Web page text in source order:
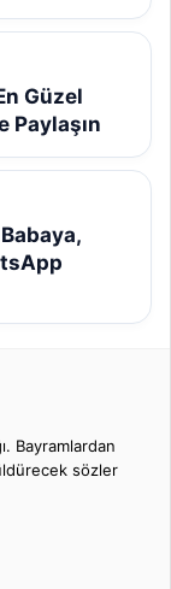
Güzel
Paylaşın
Bayramlardan
sözler